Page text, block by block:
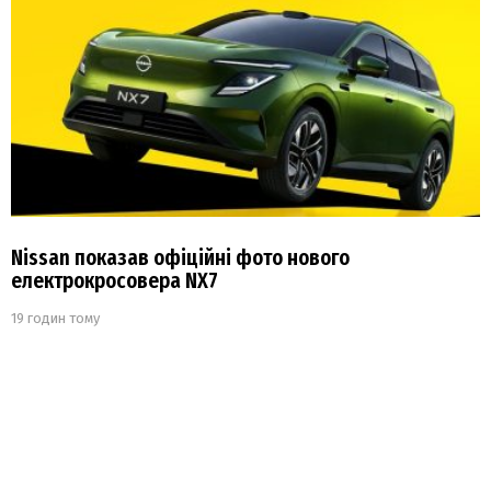
Nissan показав офіційні фото нового
електрокросовера NX7
19 годин тому